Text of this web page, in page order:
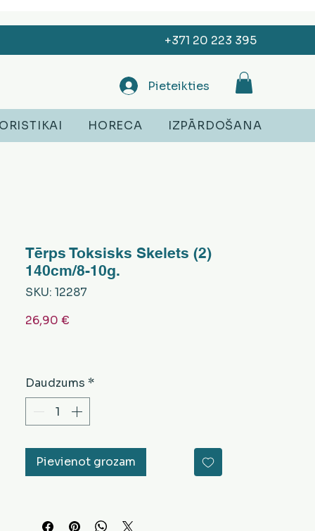
+371 20 223 395
Pieteikties
HORECA IZPĀRDOŠANA
Tērps Toksisks Skelets (2)
140cm/8-10g.
SKU: 12287
26,90 €
Daudzums *
Pievienot grozam